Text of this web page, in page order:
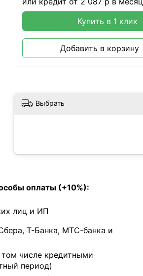
Купить в 1 клик
Добавить в корзину
Выбрать
оплаты (+10%):
лиц и ИП
Т-Банка, МТС-банка и
том числе кредитными
период)